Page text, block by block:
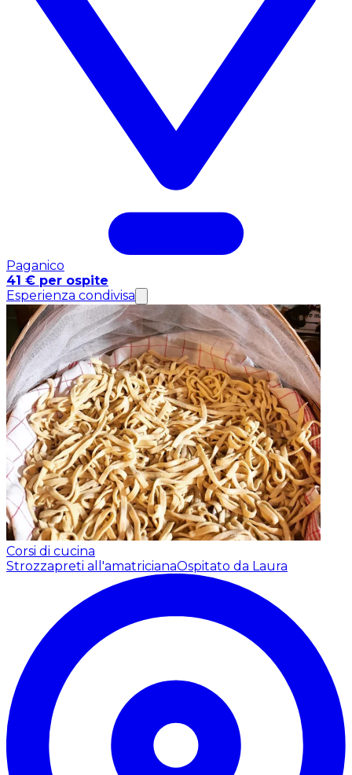
Paganico
41 € per ospite
Esperienza condivisa
Corsi di cucina
Strozzapreti all'amatricianaOspitato da Laura